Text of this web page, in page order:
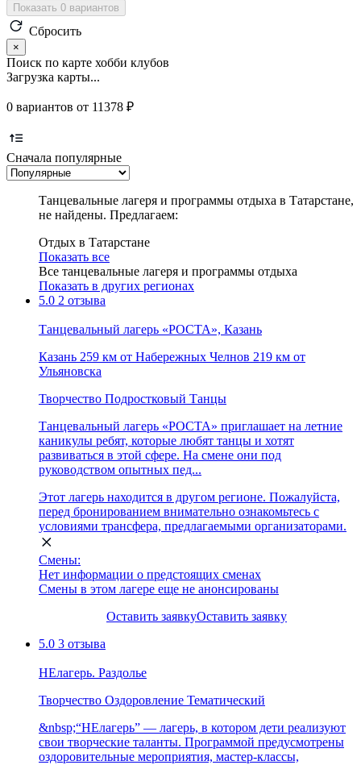
Показать 0 вариантов
Сбросить
×
Поиск по карте хобби клубов
Загрузка карты...
0 вариантов от 11378 ₽
Сначала популярные
Танцевальные лагеря и программы отдыха в Татарстане,
не найдены. Предлагаем:
Отдых в Татарстане
Показать все
Все танцевальные лагеря и программы отдыха
Показать в других регионах
5.0 2 отзыва
Танцевальный лагерь «РОСТА», Казань
Казань 259 км от Набережных Челнов 219 км от
Ульяновска
Творчество Подростковый Танцы
Танцевальный лагерь «РОСТА» приглашает на летние
каникулы ребят, которые любят танцы и хотят
развиваться в этой сфере. На смене они под
руководством опытных пед...
Этот лагерь находится в другом регионе. Пожалуйста,
перед бронированием внимательно ознакомьтесь с
условиями трансфера, предлагаемыми организаторами.
Смены:
Нет информации о предстоящих сменах
Смены в этом лагере еще не анонсированы
Оставить заявкуОставить заявку
5.0 3 отзыва
НЕлагерь. Раздолье
Творчество Оздоровление Тематический
&nbsp;“НЕлагерь” — лагерь, в котором дети реализуют
свои творческие таланты. Программой предусмотрены
оздоровительные мероприятия, мастер-классы,